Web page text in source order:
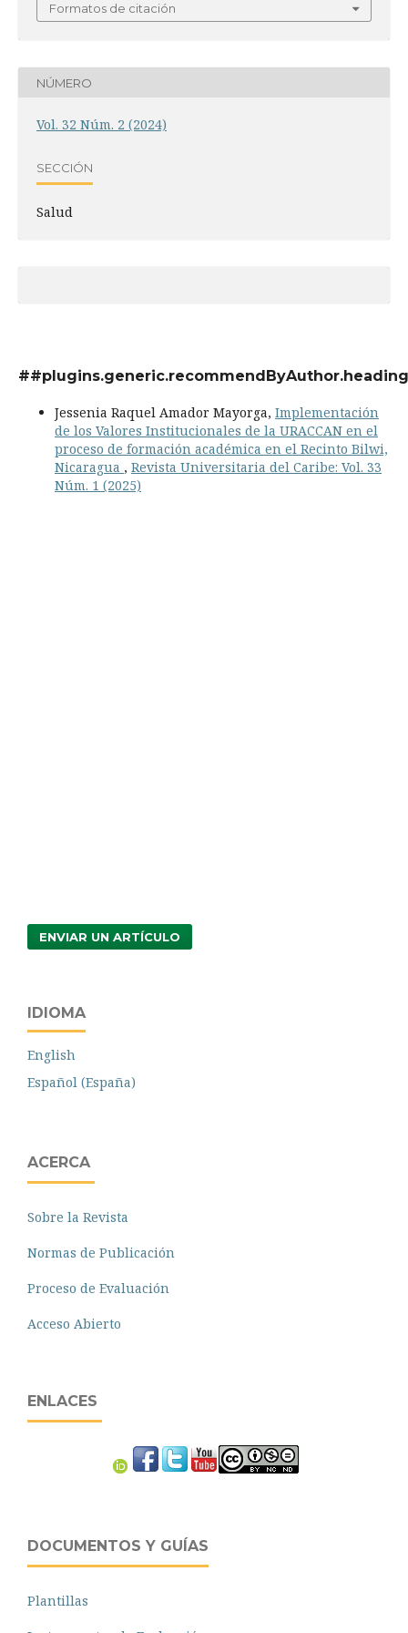
Formatos de citación
NÚMERO
Vol. 32 Núm. 2 (2024)
SECCIÓN
Salud
Jessenia Raquel Amador Mayorga, Implementación
de los Valores Institucionales de la URACCAN en el
proceso de formación académica en el Recinto Bilwi,
Nicaragua , Revista Universitaria del Caribe: Vol. 33
Núm. 1 (2025)
ENVIAR UN ARTÍCULO
IDIOMA
English
Español (España)
ACERCA
Sobre la Revista
Normas de Publicación
Proceso de Evaluación
Acceso Abierto
ENLACES
DOCUMENTOS Y GUÍAS
Plantillas